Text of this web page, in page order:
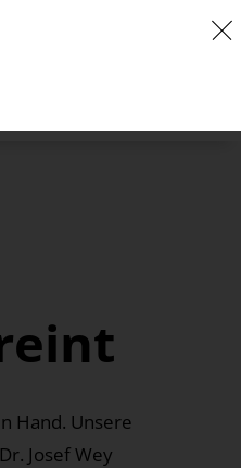
Hand. Unsere
Josef Wey